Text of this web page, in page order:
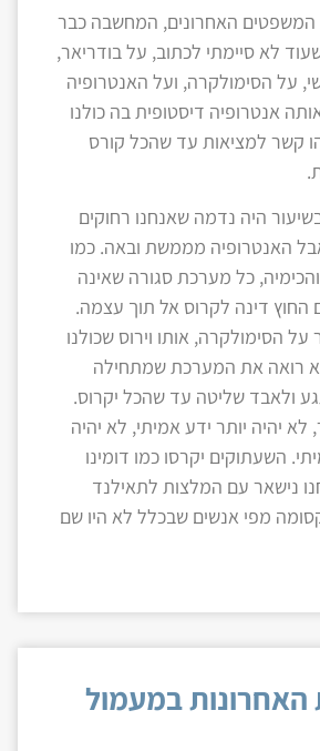
המשפטים האחרונים, המחשבה כבר
לא סיימתי לכתוב, על בודריאר,
על הסימולקרה, ועל האנטרופיה
אנטרופיה דיסטופית בה כולנו
קשר למציאות עד שהכל קורס
היה נדמה שאנחנו רחוקים
האנטרופיה מממשת ובאה. כמו
והכימיה, כל מערכת סגורה שאינה
החוץ דינה לקרוס אל תוך עצמה.
הסימולקרה, אותו וירוס שכולנו
רואה את המערכת שמתחילה
ולאבד שליטה עד שהכל יקרוס.
יהיה יותר ידע אמיתי, לא יהיה
השעתוקים יקרסו כמו דומינו
נישאר עם המלצות לתאילנד
מפי אנשים שבכלל לא היו שם
האחרונות במעמול